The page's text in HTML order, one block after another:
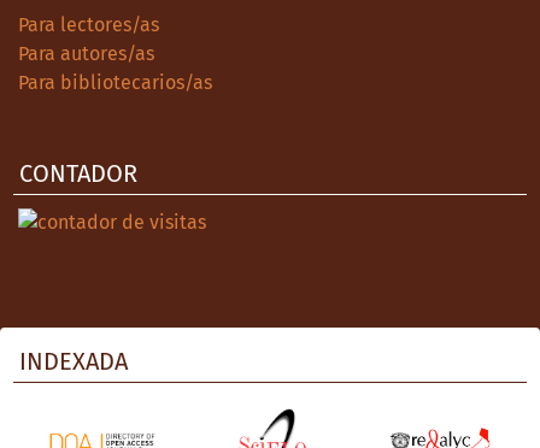
Para lectores/as
Para autores/as
Para bibliotecarios/as
CONTADOR
INDEXADA